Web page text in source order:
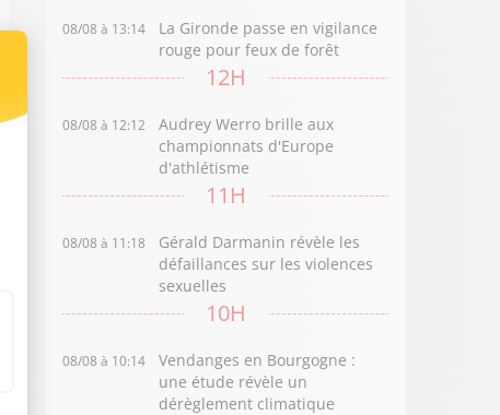
08/08 à 13:14
La Gironde passe en vigilance
rouge pour feux de forêt
12H
08/08 à 12:12
Audrey Werro brille aux
championnats d'Europe
d'athlétisme
11H
08/08 à 11:18
Gérald Darmanin révèle les
défaillances sur les violences
sexuelles
10H
08/08 à 10:14
Vendanges en Bourgogne :
une étude révèle un
dérèglement climatique